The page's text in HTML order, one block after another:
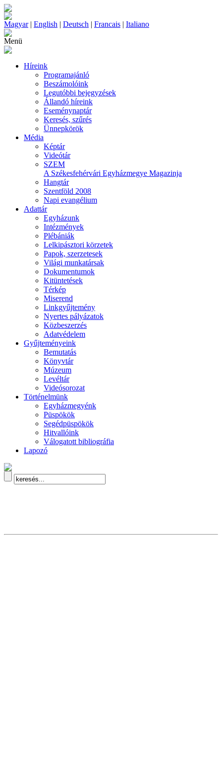
Magyar| English | Deutsch | Francais | Italiano
Menü
Híreink
Programajánló
Beszámolóink
Legutóbbi bejegyzések
Állandó híreink
Eseménynaptár
Keresés, szűrés
Ünnepkörök
Média
Képtár
Videótár
SZEM
A Székesfehérvári Egyházmegye Magazinja
Hangtár
Szentföld 2008
Napi evangélium
Adattár
Egyházunk
Intézmények
Plébániák
Lelkipásztori körzetek
Papok, szerzetesek
Világi munkatársak
Dokumentumok
Kitüntetések
Térkép
Miserend
Linkgyűjtemény
Nyertes pályázatok
Közbeszerzés
Adatvédelem
Gyűjteményeink
Bemutatás
Könyvtár
Múzeum
Levéltár
Videósorozat
Történelmünk
Egyházmegyénk
Püspökök
Segédpüspökök
Hitvallóink
Válogatott bibliográfia
Lapozó